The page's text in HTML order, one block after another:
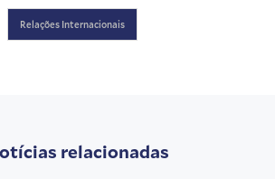
Relações Internacionais
relacionadas